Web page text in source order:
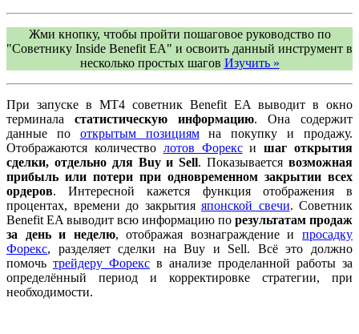
Жми кнопку, чтобы пройти пошаговое руководство по
"Советнику Inside Benefit EA" и освоить данный инструмент в
несколько простых шагов Изучить »
При запуске в МТ4 советник Benefit EA выводит в окно
терминала статистическую информацию. Она содержит
данные по открытым позициямна покупку и продажу.
Отображаются количество лотов Форексишаг открытия
сделки, отдельно для Buy и Sell. Показываетсявозможная
прибыль или потери при одновременном закрытии всех
ордеров. Интересной кажется функция отображения в
процентах, времени до закрытия японской свечи. Советник
Benefit EA выводит всю информацию по результатам продаж
за день и неделю, отображая вознаграждение ипросадку
Форекс, разделяет сделки на Buy и Sell. Всё это должно
помочь трейдеру Форекс в анализе проделанной работы за
определённый период и корректировке стратегии, при
необходимости.